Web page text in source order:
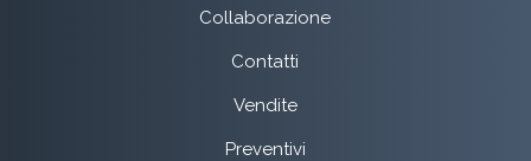
Collaborazione
Contatti
Vendite
Preventivi